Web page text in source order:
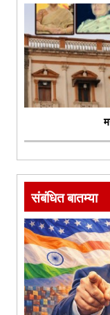
संबंधित बातम्या